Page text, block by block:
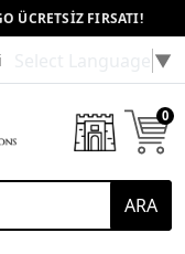
ÜCRETSİZ FIRSATI!
Müşteri Hizmetleri
▼
ARA
0